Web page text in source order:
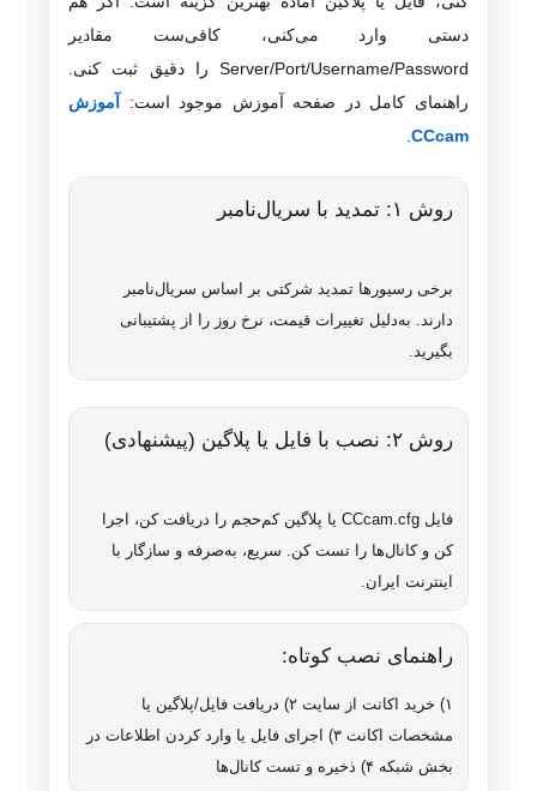
دستی وارد می‌کنی، کافی‌ست مقادیر
Server/Port/Username/Password را دقیق ثبت کنی.
راهنمای کامل در صفحه آموزش موجود است:
آموزش
CCcam
روش ۱: تمدید با سریال‌نامبر
برخی رسیورها تمدید شرکتی بر اساس سریال‌نامبر
دارند. به‌دلیل تغییرات قیمت، نرخ روز را از پشتیبانی
بگیرید.
روش ۲: نصب با فایل یا پلاگین (پیشنهادی)
فایل CCcam.cfg یا پلاگین کم‌حجم را دریافت کن، اجرا
کن و کانال‌ها را تست کن. سریع، به‌صرفه و سازگار با
اینترنت ایران.
راهنمای نصب کوتاه:
۱) خرید اکانت از سایت ۲) دریافت فایل/پلاگین یا
مشخصات اکانت ۳) اجرای فایل یا وارد کردن اطلاعات در
بخش شبکه ۴) ذخیره و تست کانال‌ها